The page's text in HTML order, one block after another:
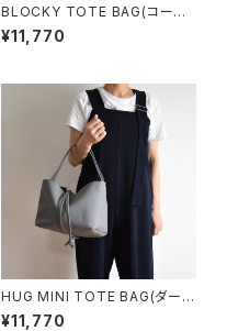
BLOCKY TOTE BAG(コーヒ
ー/ブラウン)
¥11,770
HUG MINI TOTE BAG(ダーク
グレー)
¥11,770